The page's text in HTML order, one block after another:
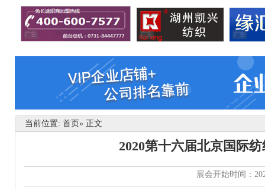
广告 广告 广告
当前位置: 首页» 正文
2020第十六届北京国际
展会开始时间：